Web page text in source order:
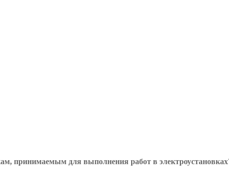
принимаемым для выполнения работ в